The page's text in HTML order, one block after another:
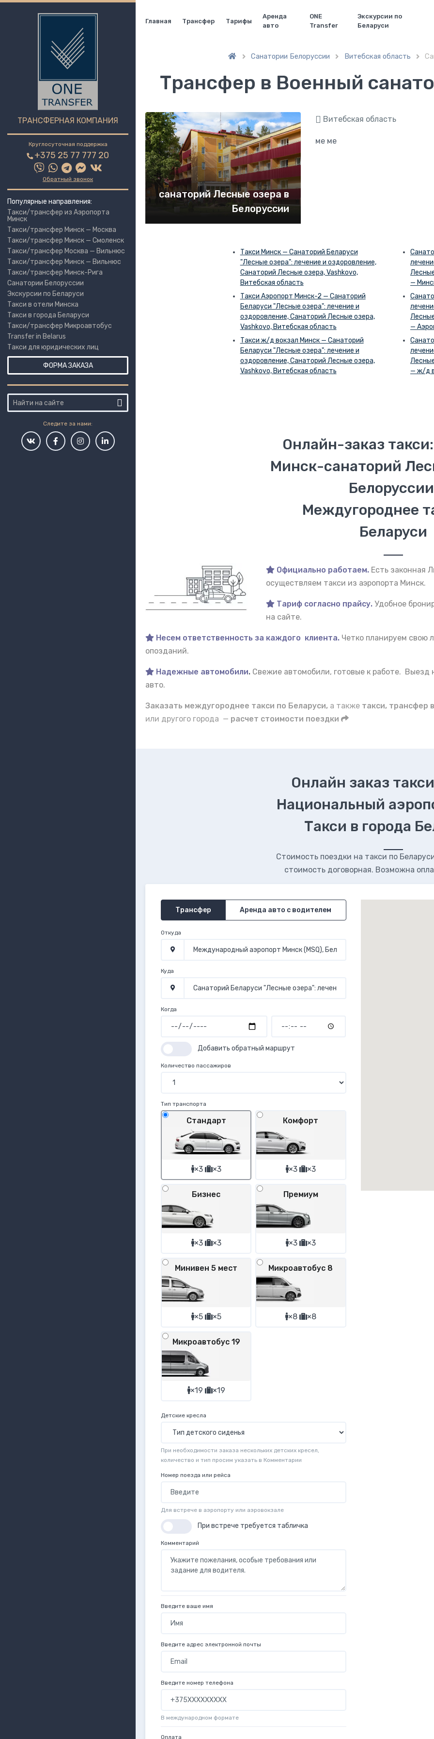
ТРАНСФЕРНАЯ КОМПАНИЯ
Круглосуточная поддержка
+375 25 77 777 20
Обратный звонок
Популярные направления:
Такси/трансфер из Аэропорта
Минск
Такси/трансфер Минск — Москва
Такси/трансфер Минск — Смоленск
Такси/трансфер Москва — Вильнюс
Такси/трансфер Минск — Вильнюс
Такси/трансфер Минск-Рига
Санатории Белоруссии
Экскурсии по Беларуси
Такси в отели Минска
Такси в города Беларуси
Такси/трансфер Микроавтобус
Transfer in Belarus
Такси для юридических лиц
ФОРМА ЗАКАЗА
Следите за нами:
Главная Трансфер Тарифы
Аренда
авто
ONE
Transfer
Экскурсии по
Беларуси
 Санатории Белоруссии  Витебская область 
Трансфер в Военный
санаторий Лесные озера в
Белоруссии
Витебская область
ме ме
Такси Минск — Санаторий Беларуси
"Лесные озера": лечение и оздоровление,
Санаторий Лесные озера, Vashkovo,
Витебская область
Такси Аэропорт Минск-2 — Санаторий
Беларуси "Лесные озера": лечение и
оздоровление, Санаторий Лесные озера,
Vashkovo, Витебская область
Такси ж/д вокзал Минск — Санаторий
Беларуси "Лесные озера": лечение и
оздоровление, Санаторий Лесные озера,
Vashkovo, Витебская область
—
—
— ж/д
Онлайн-заказ
Минск-санаторий
Междугороднее
Беларуси
Официально работаем. Есть законная
осуществляем такси из аэропорта Минск.
Тариф согласно прайсу. Удобное
на сайте.
Несем ответственность за каждого клиента. Четко планируем свою
опозданий.
Надежные автомобили. Свежие автомобили, готовые к работе. Выезд
авто.
Заказать междугороднее такси по Беларуси, а также такси, трансфер
или другого города — расчет стоимости поездки
Онлайн заказ
Национальный
Такси в города
Стоимость поездки на такси по
стоимость договорная. Возможна
Трансфер Аренда авто с водителем
Откуда
Куда
Когда
Добавить обратный маршрут
Количество пассажиров
Тип транспорта
Стандарт
×3 ×3
Комфорт
×3 ×3
Бизнес
×3 ×3
Премиум
×3 ×3
Минивен 5 мест
×5 ×5
Микроавтобус 8
×8 ×8
Микроавтобус 19
×19 ×19
Детские кресла
При необходимости заказа нескольких детских кресел,
количество и тип просим указать в Комментарии
Номер поезда или рейса
Для встрече в аэропорту или аэровокзале
При встрече требуется табличка
Комментарий
Введите ваше имя
Введите адрес электронной почты
Введите номер телефона
В международном формате
Оплата